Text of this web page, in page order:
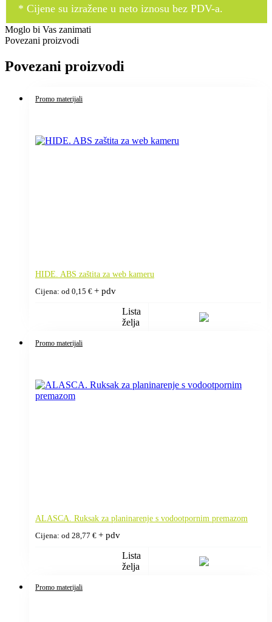
* Cijene su izražene u neto iznosu bez PDV-a.
Moglo bi Vas zanimati
Povezani proizvodi
Povezani proizvodi
Promo materijali
HIDE. ABS zaštita za web kameru
Cijena: od 0,15 € + pdv
Lista
želja
Promo materijali
ALASCA. Ruksak za planinarenje s vodootpornim premazom
Cijena: od 28,77 € + pdv
Lista
želja
Promo materijali